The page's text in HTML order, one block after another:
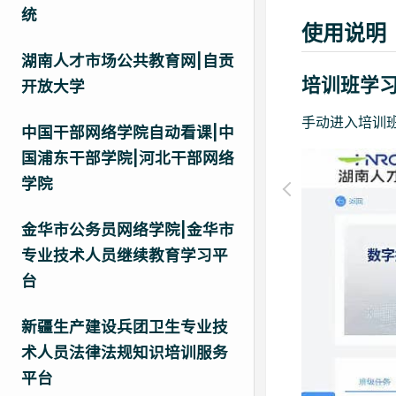
统
湖南人才市场公共教育网|自贡
开放大学
中国干部网络学院自动看课|中
国浦东干部学院|河北干部网络
学院
金华市公务员网络学院|金华市
专业技术人员继续教育学习平
台
新疆生产建设兵团卫生专业技
术人员法律法规知识培训服务
平台
使用说明
培训班学
手动进入培训